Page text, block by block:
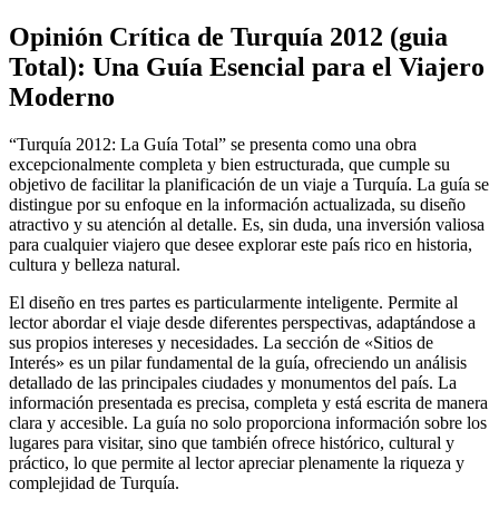
Opinión Crítica de Turquía 2012 (guia
Total): Una Guía Esencial para el Viajero
Moderno
“Turquía 2012: La Guía Total” se presenta como una obra
excepcionalmente completa y bien estructurada, que cumple su
objetivo de facilitar la planificación de un viaje a Turquía. La guía se
distingue por su enfoque en la información actualizada, su diseño
atractivo y su atención al detalle. Es, sin duda, una inversión valiosa
para cualquier viajero que desee explorar este país rico en historia,
cultura y belleza natural.
El diseño en tres partes es particularmente inteligente. Permite al
lector abordar el viaje desde diferentes perspectivas, adaptándose a
sus propios intereses y necesidades. La sección de «Sitios de
Interés» es un pilar fundamental de la guía, ofreciendo un análisis
detallado de las principales ciudades y monumentos del país. La
información presentada es precisa, completa y está escrita de manera
clara y accesible. La guía no solo proporciona información sobre los
lugares para visitar, sino que también ofrece histórico, cultural y
práctico, lo que permite al lector apreciar plenamente la riqueza y
complejidad de Turquía.